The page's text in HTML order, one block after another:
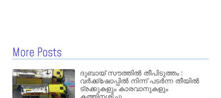
More Posts
ദുബായ് സൗത്തിൽ തീപിടുത്തം :
വർക്ക്‌ഷോപ്പിൽ നിന്ന് പടർന്ന തീയിൽ
ട്രക്കുകളും കാരവാനുകളും